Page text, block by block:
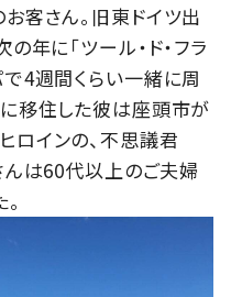
客さん。旧東ドイツ出
年に「ツール・ド・フラ
4週間くらい一緒に周
に移住した彼は座頭市が
ロインの、不思議君
んは60代以上のご夫婦